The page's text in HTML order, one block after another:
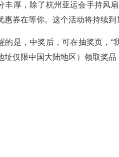
丰厚，除了杭州亚运会手持风
惠券在等你。这个活动将持续
的是，中奖后，可在抽奖页，
址仅限中国大陆地区）领取奖